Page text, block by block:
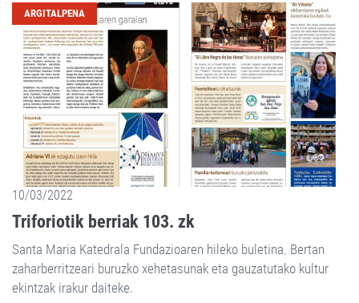
ARGITALPENA
10/03/2022
Triforiotik berriak 103. zk
Santa Maria Katedrala Fundazioaren hileko buletina. Bertan
zaharberritzeari buruzko xehetasunak eta gauzatutako kultur
ekintzak irakur daiteke.